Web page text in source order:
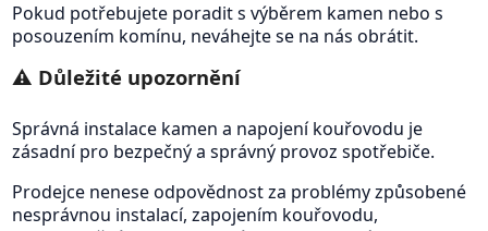
Pokud potřebujete poradit s výběrem kamen nebo s
posouzením komínu, neváhejte se na nás obrátit.
⚠️ Důležité upozornění
Správná instalace kamen a napojení kouřovodu je
zásadní pro bezpečný a správný provoz spotřebiče.
Prodejce nenese odpovědnost za problémy způsobené
nesprávnou instalací, zapojením kouřovodu,